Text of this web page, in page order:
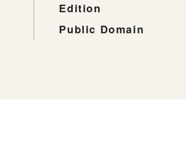
Edition
Public Domain